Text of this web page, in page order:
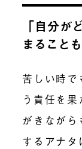
「自分が
まること
苦しい時で
う責任を
がきなが
するアナ